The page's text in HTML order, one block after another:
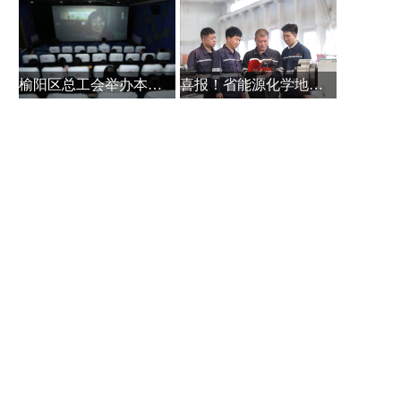
榆阳区总工会举办本土作家白保林创 喜报！省能源化学地质工会系统主题